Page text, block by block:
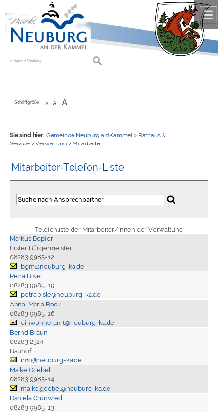
zur Navigationoder
springen.
suchen
Schriftgröße A A A
Sie sind hier: Gemeinde Neuburg a.d.Kammel > Rathaus &
Service> Verwaltung> Mitarbeiter
Mitarbeiter-Telefon-Liste
Telefonliste der Mitarbeiter/innen der Verwaltung
Markus Dopfer
Erster Bürgermeister
08283 9985-12
bgm@neuburg-ka.de
Petra Bisle
08283 9985-19
petra.bisle@neuburg-ka.de
Anna-Maria Böck
08283 9985-16
einwohneramt@neuburg-ka.de
Bernd Braun
08283 2324
Bauhof
info@neuburg-ka.de
Maike Goebel
08283 9985-14
maike.goebel@neuburg-ka.de
Daniela Grünwied
08283 9985-13